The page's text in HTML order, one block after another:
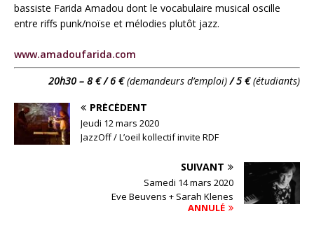
bassiste Farida Amadou dont le vocabulaire musical oscille
entre riffs punk/noïse et mélodies plutôt jazz.
www.amadoufarida.com
20h30 – 8 € / 6 €(demandeurs d’emploi)/ 5 €(étudiants)
PRÉCÉDENT
Jeudi 12 mars 2020
JazzOff / L’oeil kollectif invite RDF
SUIVANT
Samedi 14 mars 2020
Eve Beuvens + Sarah Klenes
ANNULÉ